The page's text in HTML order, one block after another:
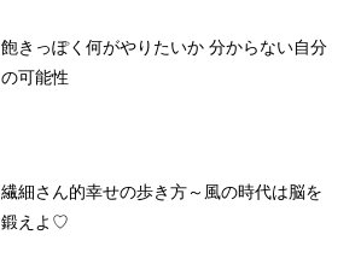
飽きっぽく何がやりたいか 分からない自分
の可能性
繊細さん的幸せの歩き方～風の時代は脳を
鍛えよ♡